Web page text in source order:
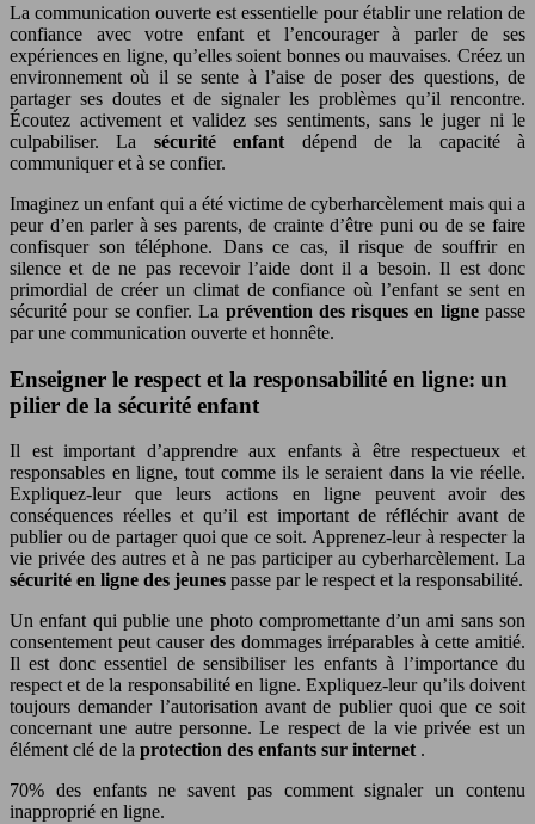
La communication ouverte est essentielle pour établir une relation de
confiance avec votre enfant et l’encourager à parler de ses
expériences en ligne, qu’elles soient bonnes ou mauvaises. Créez un
environnement où il se sente à l’aise de poser des questions, de
partager ses doutes et de signaler les problèmes qu’il rencontre.
Écoutez activement et validez ses sentiments, sans le juger ni le
culpabiliser. La sécurité enfant dépend de la capacité à
communiquer et à se confier.
Imaginez un enfant qui a été victime de cyberharcèlement mais qui a
peur d’en parler à ses parents, de crainte d’être puni ou de se faire
confisquer son téléphone. Dans ce cas, il risque de souffrir en
silence et de ne pas recevoir l’aide dont il a besoin. Il est donc
primordial de créer un climat de confiance où l’enfant se sent en
sécurité pour se confier. La prévention des risques en ligne passe
par une communication ouverte et honnête.
Enseigner le respect et la responsabilité en ligne: un
pilier de la sécurité enfant
Il est important d’apprendre aux enfants à être respectueux et
responsables en ligne, tout comme ils le seraient dans la vie réelle.
Expliquez-leur que leurs actions en ligne peuvent avoir des
conséquences réelles et qu’il est important de réfléchir avant de
publier ou de partager quoi que ce soit. Apprenez-leur à respecter la
vie privée des autres et à ne pas participer au cyberharcèlement. La
sécurité en ligne des jeunes passe par le respect et la responsabilité.
Un enfant qui publie une photo compromettante d’un ami sans son
consentement peut causer des dommages irréparables à cette amitié.
Il est donc essentiel de sensibiliser les enfants à l’importance du
respect et de la responsabilité en ligne. Expliquez-leur qu’ils doivent
toujours demander l’autorisation avant de publier quoi que ce soit
concernant une autre personne. Le respect de la vie privée est un
élément clé de la protection des enfants sur internet .
70% des enfants ne savent pas comment signaler un contenu
inapproprié en ligne.